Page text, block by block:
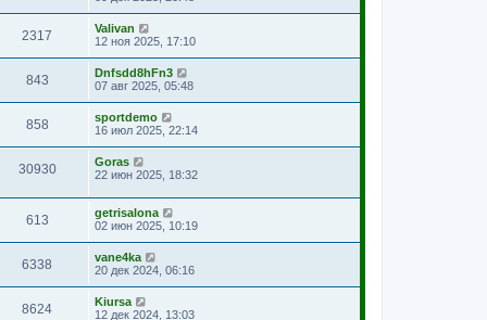
2317
Valivan
12 ноя 2025, 17:10
843
Dnfsdd8hFn3
07 авг 2025, 05:48
858
sportdemo
16 июл 2025, 22:14
30930
Goras
22 июн 2025, 18:32
613
getrisalona
02 июн 2025, 10:19
6338
vane4ka
20 дек 2024, 06:16
8624
Kiursa
12 дек 2024, 13:03